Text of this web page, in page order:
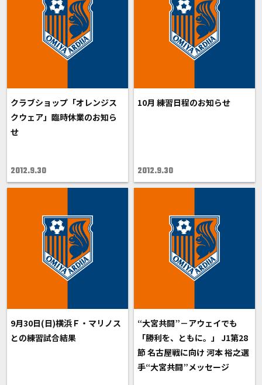
クラブショップ「オレンジス
クウェア」臨時休業のお知ら
せ
2012.9.30
10月 練習日程のお知らせ
2012.9.30
9月30日(日)横浜Ｆ・マリノス
との練習試合結果
“大宮共闘”－アウェイでも
「勝利を、ともに。」 J1第28
節 名古屋戦に向け 河本 裕之選
手“大宮共闘”メッセージ